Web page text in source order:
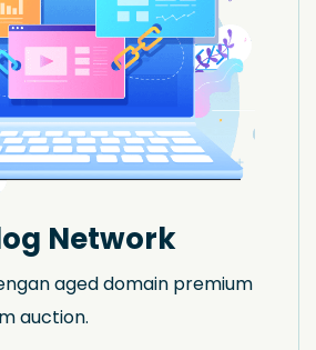
Network
aged domain premium
auction.